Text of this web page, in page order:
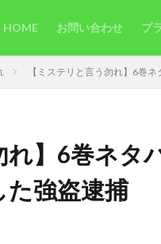
HOME お問い合わせ プ
【ミステリと言う勿れ】6巻
れ】6巻ネタ
強盗逮捕